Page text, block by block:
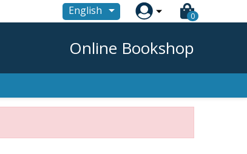
English  0
Online Bookshop